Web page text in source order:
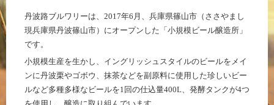
丹波路ブルワリーは、2017年6月、兵庫県篠山市（ささやまし
現兵庫県丹波篠山市）にオープンした「小規模ビール醸造所」
です。
小規模生産を生かし、イングリッシュスタイルのビールをメイ
ンに丹波栗やゴボウ、抹茶などを副原料に使用した珍しいビー
ルなど多種多様なビールを1回の仕込量400L、発酵タンクが4つ